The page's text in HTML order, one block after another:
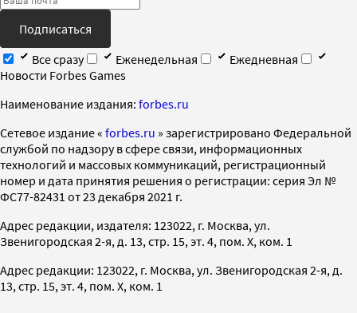
Подписаться
Все сразу
Еженедельная
Ежедневная
Новости Forbes Games
Наименование издания: forbes.ru
Cетевое издание « forbes.ru » зарегистрировано Федеральной
службой по надзору в сфере связи, информационных
технологий и массовых коммуникаций, регистрационный
номер и дата принятия решения о регистрации: серия Эл №
ФС77-82431 от 23 декабря 2021 г.
Адрес редакции, издателя: 123022, г. Москва, ул.
Звенигородская 2-я, д. 13, стр. 15, эт. 4, пом. X, ком. 1
Адрес редакции: 123022, г. Москва, ул. Звенигородская 2-я, д.
13, стр. 15, эт. 4, пом. X, ком. 1